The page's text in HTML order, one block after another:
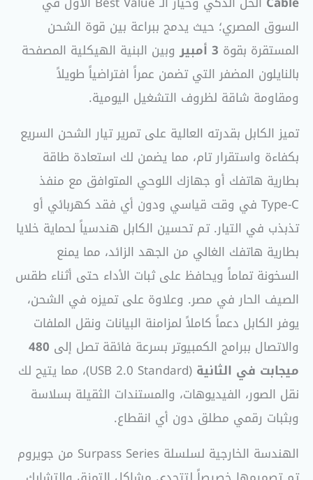
السوق المصري؛ حيث يدمج ببراعة بين قوة الشحن
المستقرة بقوة 3 أمبير
وبين البنية الهيكلية المصفحة
بالنايلون المضفر التي تضمن عمراً افتراضياً طويلاً
ومقاومة شاقة لظروف التشغيل اليومية.
تميز الكابل بقدرته العالية على تمرير تيار الشحن السريع
بكفاءة واستقرار تام، مما يضمن لك استعادة طاقة
بطارية هاتفك أو جهازك اللوحي المتوافق مع منفذ
Type-C في وقت قياسي ودون أي فقد كهربائي أو
تذبذب في التيار. تم تحسين الكابل هندسياً لحماية خلايا
بطارية هاتفك الغالي من الجهد الزائد، مما يمنع
السخونة تماماً ويحافظ على ثبات الأداء حتى أثناء طقس
الصيف الحار في مصر. وعلاوة على تميزه في الشحن،
يوفر الكابل دعماً كاملاً لمزامنة البيانات ونقل الملفات
والاتصال ببرامج الكمبيوتر بسرعة فائقة تصل إلى 480
ميجابت في الثانية
(USB 2.0 Standard)، مما يتيح لك
نقل الصور، الفيديوهات، والمستندات الثقيلة بسلاسة
وبثبات رقمي مطلق دون أي انقطاع.
الهندسة الخارجية لسلسلة Surpass Series من جويروم